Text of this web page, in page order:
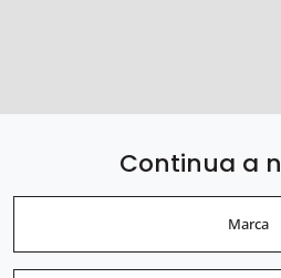
Continua a
Marca